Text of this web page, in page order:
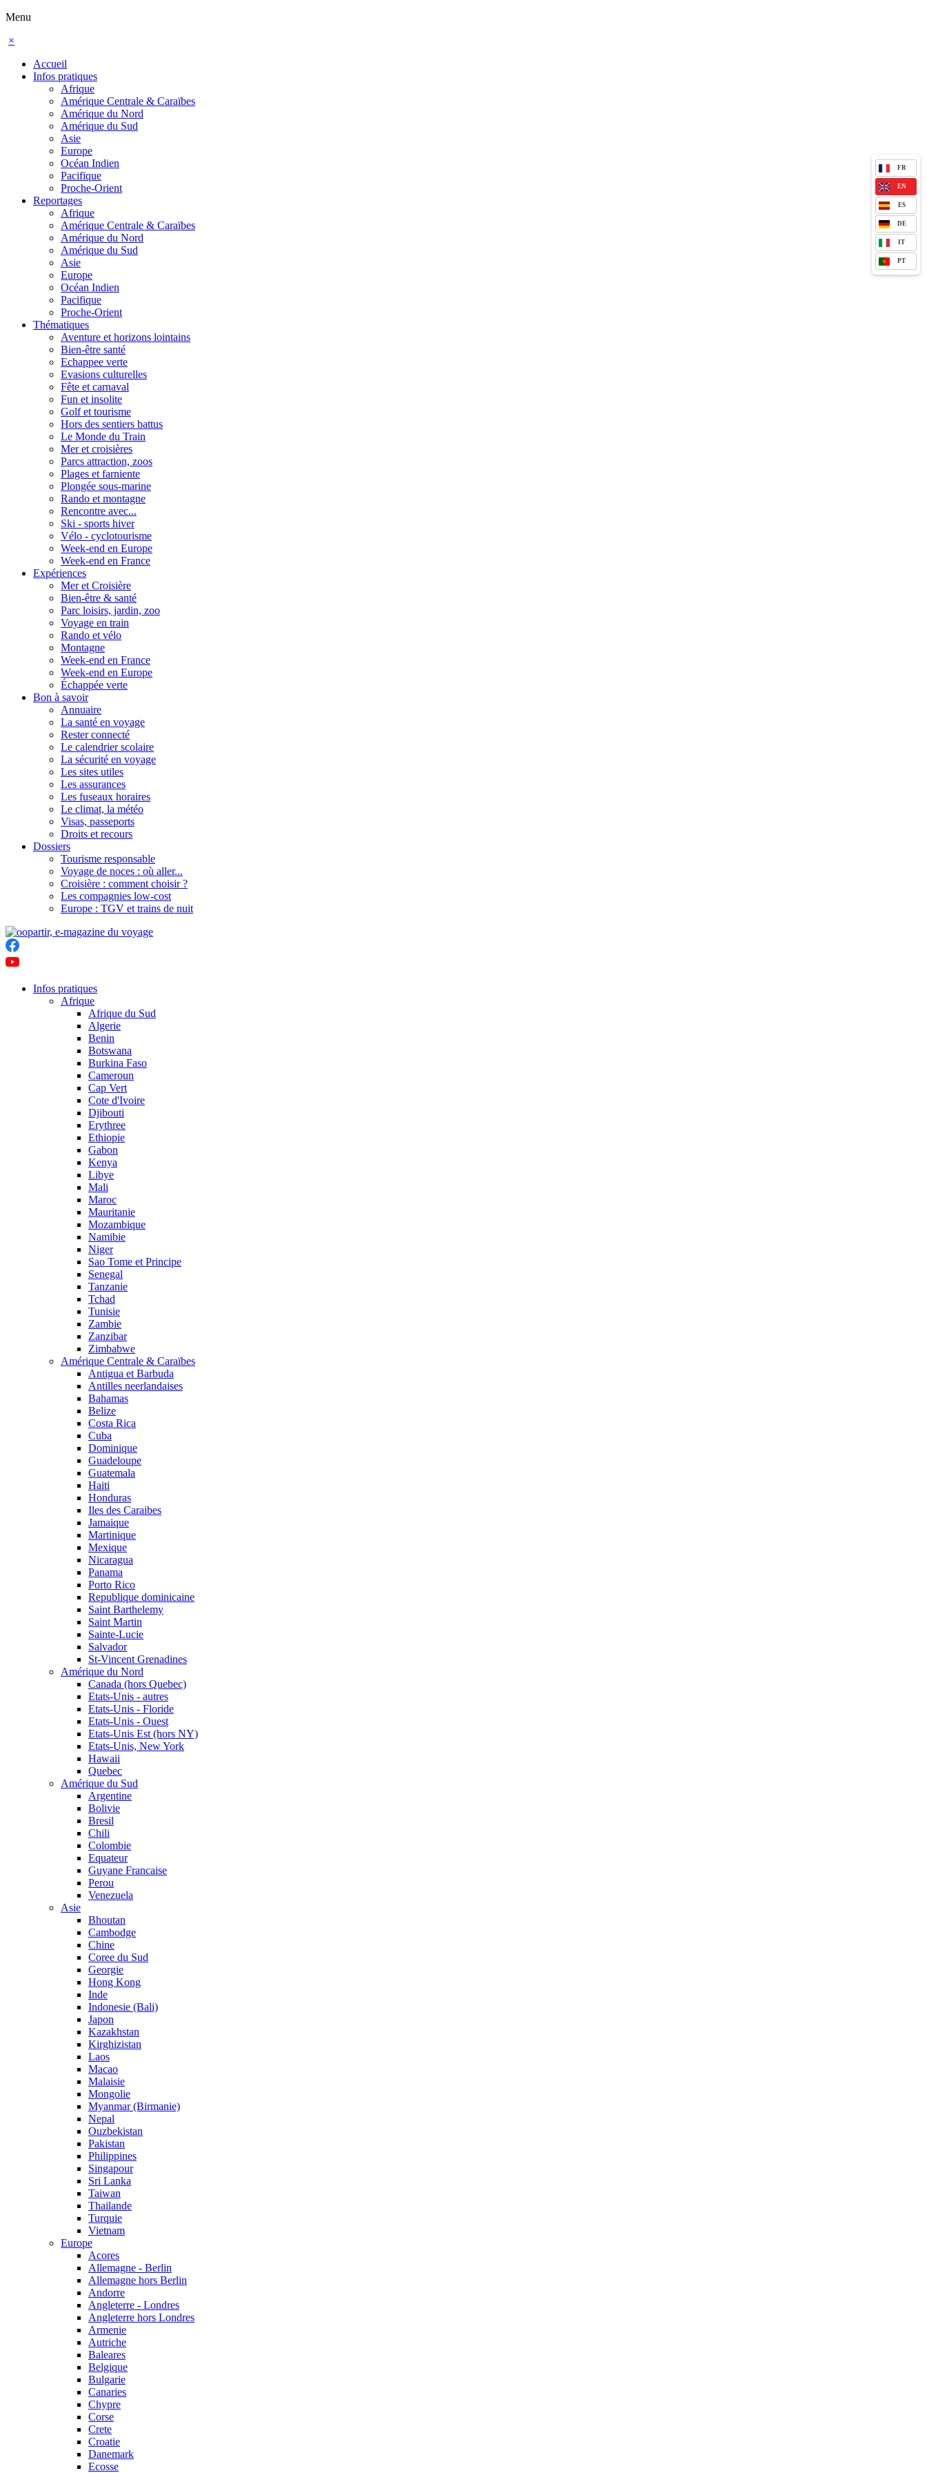
Menu
×
Accueil
Infos pratiques
Afrique
Amérique Centrale & Caraïbes
Amérique du Nord
Amérique du Sud
Asie
Europe
Océan Indien
Pacifique
Proche-Orient
Reportages
Afrique
Amérique Centrale & Caraïbes
Amérique du Nord
Amérique du Sud
Asie
Europe
Océan Indien
Pacifique
Proche-Orient
Thématiques
Aventure et horizons lointains
Bien-être santé
Echappee verte
Evasions culturelles
Fête et carnaval
Fun et insolite
Golf et tourisme
Hors des sentiers battus
Le Monde du Train
Mer et croisières
Parcs attraction, zoos
Plages et farniente
Plongée sous-marine
Rando et montagne
Rencontre avec...
Ski - sports hiver
Vélo - cyclotourisme
Week-end en Europe
Week-end en France
Expériences
Mer et Croisière
Bien-être & santé
Parc loisirs, jardin, zoo
Voyage en train
Rando et vélo
Montagne
Week-end en France
Week-end en Europe
Échappée verte
Bon à savoir
Annuaire
La santé en voyage
Rester connecté
Le calendrier scolaire
La sécurité en voyage
Les sites utiles
Les assurances
Les fuseaux horaires
Le climat, la météo
Visas, passeports
Droits et recours
Dossiers
Tourisme responsable
Voyage de noces : où aller...
Croisière : comment choisir ?
Les compagnies low-cost
Europe : TGV et trains de nuit
FR
EN
ES
DE
IT
PT
Infos pratiques
Afrique
Afrique du Sud
Algerie
Benin
Botswana
Burkina Faso
Cameroun
Cap Vert
Cote d'Ivoire
Djibouti
Erythree
Ethiopie
Gabon
Kenya
Libye
Mali
Maroc
Mauritanie
Mozambique
Namibie
Niger
Sao Tome et Principe
Senegal
Tanzanie
Tchad
Tunisie
Zambie
Zanzibar
Zimbabwe
Amérique Centrale & Caraïbes
Antigua et Barbuda
Antilles neerlandaises
Bahamas
Belize
Costa Rica
Cuba
Dominique
Guadeloupe
Guatemala
Haiti
Honduras
Iles des Caraibes
Jamaique
Martinique
Mexique
Nicaragua
Panama
Porto Rico
Republique dominicaine
Saint Barthelemy
Saint Martin
Sainte-Lucie
Salvador
St-Vincent Grenadines
Amérique du Nord
Canada (hors Quebec)
Etats-Unis - autres
Etats-Unis - Floride
Etats-Unis - Ouest
Etats-Unis Est (hors NY)
Etats-Unis, New York
Hawaii
Quebec
Amérique du Sud
Argentine
Bolivie
Bresil
Chili
Colombie
Equateur
Guyane Francaise
Perou
Venezuela
Asie
Bhoutan
Cambodge
Chine
Coree du Sud
Georgie
Hong Kong
Inde
Indonesie (Bali)
Japon
Kazakhstan
Kirghizistan
Laos
Macao
Malaisie
Mongolie
Myanmar (Birmanie)
Nepal
Ouzbekistan
Pakistan
Philippines
Singapour
Sri Lanka
Taiwan
Thailande
Turquie
Vietnam
Europe
Acores
Allemagne - Berlin
Allemagne hors Berlin
Andorre
Angleterre - Londres
Angleterre hors Londres
Armenie
Autriche
Baleares
Belgique
Bulgarie
Canaries
Chypre
Corse
Crete
Croatie
Danemark
Ecosse